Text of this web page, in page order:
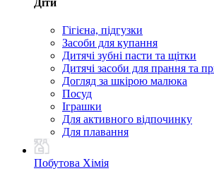
Гігієна, підгузки
Засоби для купання
Дитячі зубні пасти та щітки
Дитячі засоби для прання та
Догляд за шкірою малюка
Посуд
Іграшки
Для активного відпочинку
Для плавання
Побутова Хімія